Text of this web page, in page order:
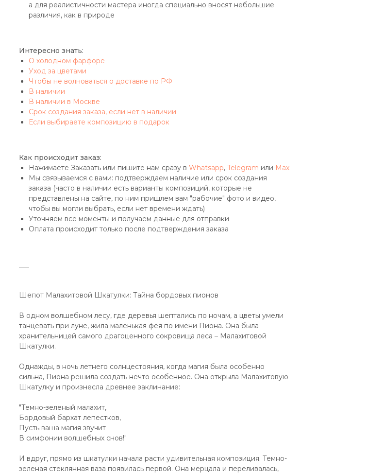
а для реалистичности мастера иногда специально вносят небольшие
различия, как в природе
Интересно знать:
О холодном фарфоре
Уход за цветами
Чтобы не волноваться о доставке по РФ
В наличии
В наличии в Москве
Срок создания заказа, если нет в наличии
Если выбираете композицию в подарок
Как происходит заказ:
Нажимаете Заказать или пишите нам сразу в Whatsapp, Telegram или Max
Мы связываемся с вами: подтверждаем наличие или срок создания
заказа (часто в наличии есть варианты композиций, которые не
представлены на сайте, по ним пришлем вам "рабочие" фото и видео,
чтобы вы могли выбрать, если нет времени ждать)
Уточняем все моменты и получаем данные для отправки
Оплата происходит только после подтверждения заказа
Шепот Малахитовой Шкатулки: Тайна бордовых пионов
В одном волшебном лесу, где деревья шептались по ночам, а цветы умели
танцевать при луне, жила маленькая фея по имени Пиона. Она была
хранительницей самого драгоценного сокровища леса – Малахитовой
Шкатулки.
Однажды, в ночь летнего солнцестояния, когда магия была особенно
сильна, Пиона решила создать нечто особенное. Она открыла Малахитовую
Шкатулку и произнесла древнее заклинание:
"Темно-зеленый малахит,
Бордовый бархат лепестков,
Пусть ваша магия звучит
В симфонии волшебных снов!"
И вдруг, прямо из шкатулки начала расти удивительная композиция. Темно-
зеленая стеклянная ваза появилась первой. Она мерцала и переливалась,